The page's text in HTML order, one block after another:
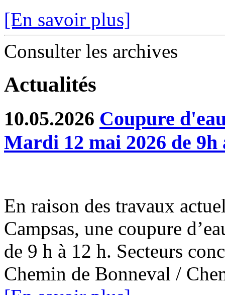
[En savoir plus]
Consulter les archives
Actualités
10.05.2026 Coupure
Mardi 12 mai 2026 de 9h
En raison des travaux
Campsas, une coupure
de 9 h à 12 h. Secteurs
Chemin de Bonneval /